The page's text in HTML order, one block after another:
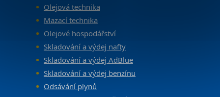
Olejová technika
Mazací technika
Olejové hospodářství
Skladování a výdej nafty
Skladování a výdej AdBlue
Skladování a výdej benzínu
Odsávání plynů